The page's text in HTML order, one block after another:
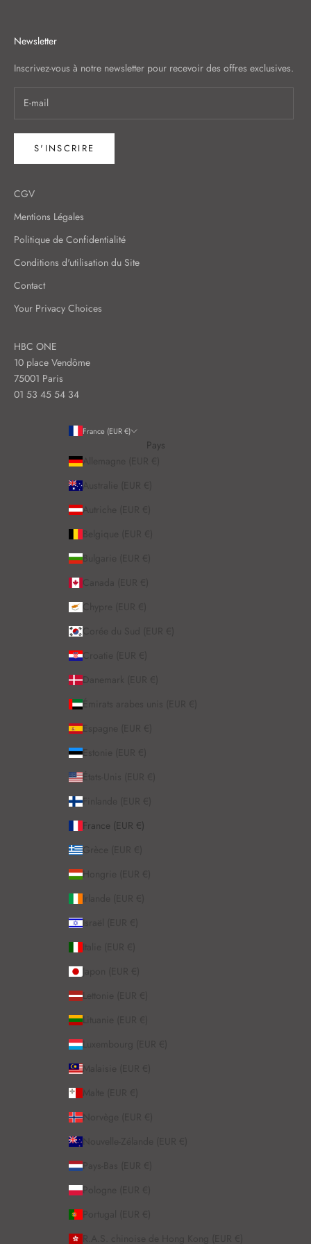
Newsletter
Inscrivez-vous à notre newsletter pour recevoir des offres exclusives.
S'INSCRIRE
CGV
Mentions Légales
Politique de Confidentialité
Conditions d'utilisation du Site
Contact
Your Privacy Choices
HBC ONE
10 place Vendôme
75001 Paris
01 53 45 54 34
France (EUR €)
Pays
Allemagne (EUR €)
Australie (EUR €)
Autriche (EUR €)
Belgique (EUR €)
Bulgarie (EUR €)
Canada (EUR €)
Chypre (EUR €)
Corée du Sud (EUR €)
Croatie (EUR €)
Danemark (EUR €)
Émirats arabes unis (EUR €)
Espagne (EUR €)
Estonie (EUR €)
États-Unis (EUR €)
Finlande (EUR €)
France (EUR €)
Grèce (EUR €)
Hongrie (EUR €)
Irlande (EUR €)
Israël (EUR €)
Italie (EUR €)
Japon (EUR €)
Lettonie (EUR €)
Lituanie (EUR €)
Luxembourg (EUR €)
Malaisie (EUR €)
Malte (EUR €)
Norvège (EUR €)
Nouvelle-Zélande (EUR €)
Pays-Bas (EUR €)
Pologne (EUR €)
Portugal (EUR €)
R.A.S. chinoise de Hong Kong (EUR €)